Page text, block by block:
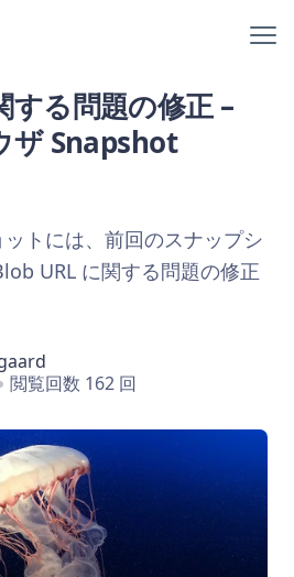
する問題の修正 –
ザ Snapshot
トには、前回のスナップシ
URL に関する問題の修正
閲覧回数 162 回